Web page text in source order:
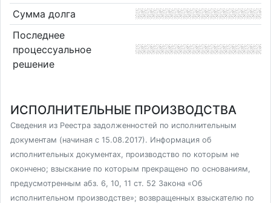
Сумма долга
Последнее
процессуальное
решение
ИСПОЛНИТЕЛЬНЫЕ ПРОИЗВОДСТВА
Сведения из Реестра задолженностей по исполнительным
документам (начиная с 15.08.2017). Информация об
исполнительных документах, производство по которым не
окончено; взыскание по которым прекращено по основаниям,
предусмотренным абз. 6, 10, 11 ст. 52 Закона «Об
исполнительном производстве»; возвращенных взыскателю по